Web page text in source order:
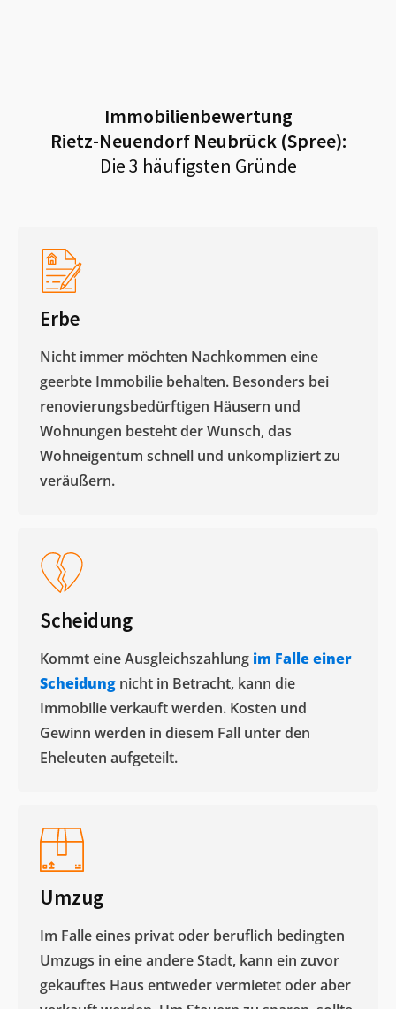
Immobilienbewertung
Rietz-Neuendorf Neubrück (Spree):
Die 3 häufigsten Gründe
Erbe
Nicht immer möchten Nachkommen eine
geerbte Immobilie behalten. Besonders bei
renovierungsbedürftigen Häusern und
Wohnungen besteht der Wunsch, das
Wohneigentum schnell und unkompliziert zu
veräußern. ​
Scheidung
Kommt eine Ausgleichszahlung im Falle einer
Scheidung nicht in Betracht, kann die
Immobilie verkauft werden. Kosten und
Gewinn werden in diesem Fall unter den
Eheleuten aufgeteilt.​
Umzug
Im Falle eines privat oder beruflich bedingten
Umzugs in eine andere Stadt, kann ein zuvor
gekauftes Haus entweder vermietet oder aber